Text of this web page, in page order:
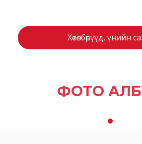
Хөтөлбөрүүд, үнийн
ФОТО